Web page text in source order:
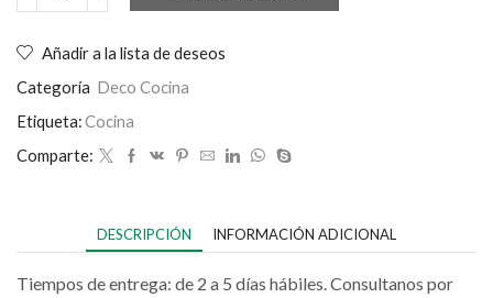
Añadir a la lista de deseos
Categoría Deco Cocina
Etiqueta:Cocina
Comparte:
DESCRIPCIÓN INFORMACIÓN ADICIONAL
Tiempos de entrega: de 2 a 5 días hábiles. Consultanos por